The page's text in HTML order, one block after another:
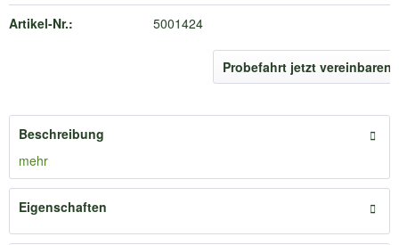
Artikel-Nr.: 5001424
Probefahrt jetzt vereinbaren
Beschreibung
mehr
Eigenschaften